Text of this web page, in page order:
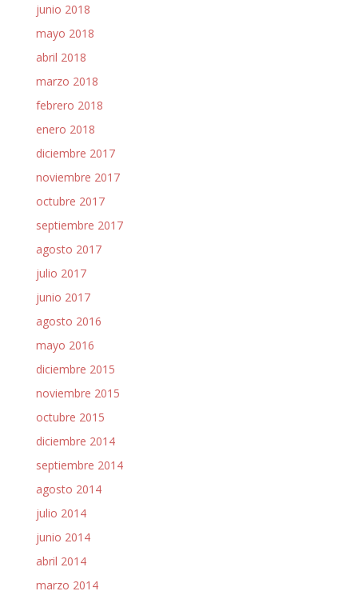
junio 2018
mayo 2018
abril 2018
marzo 2018
febrero 2018
enero 2018
diciembre 2017
noviembre 2017
octubre 2017
septiembre 2017
agosto 2017
julio 2017
junio 2017
agosto 2016
mayo 2016
diciembre 2015
noviembre 2015
octubre 2015
diciembre 2014
septiembre 2014
agosto 2014
julio 2014
junio 2014
abril 2014
marzo 2014